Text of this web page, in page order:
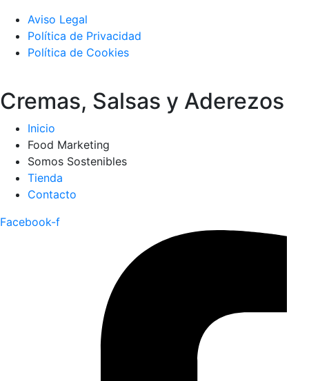
Aviso Legal
Política de Privacidad
Política de Cookies
Cremas, Salsas y Aderezos
Inicio
Food Marketing
Somos Sostenibles
Tienda
Contacto
Facebook-f